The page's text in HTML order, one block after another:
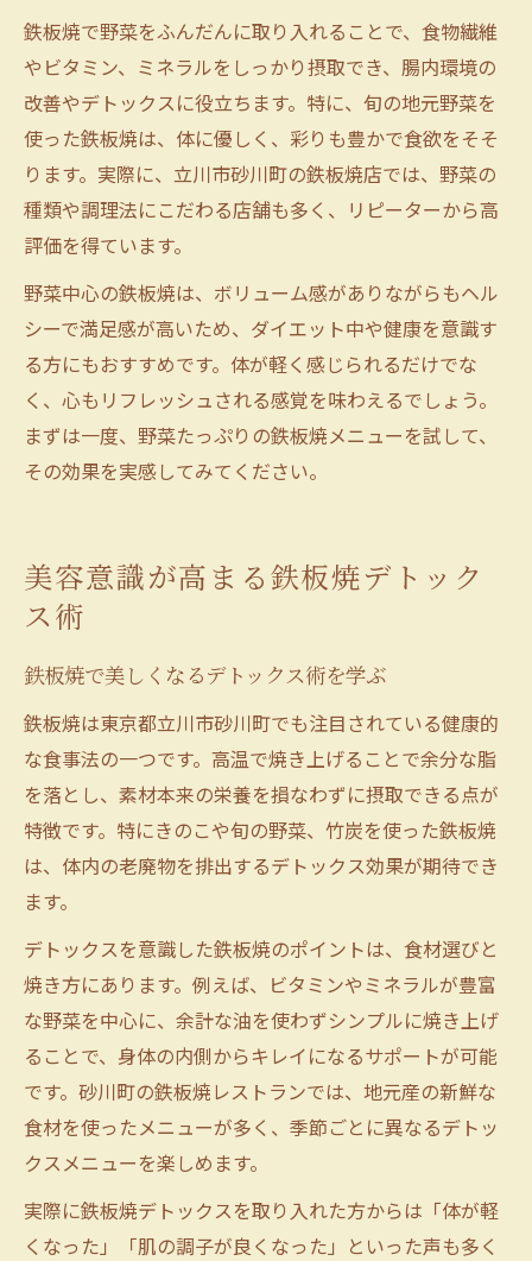
鉄板焼で野菜をふんだんに取り入れることで、食物繊維
やビタミン、ミネラルをしっかり摂取でき、腸内環境の
改善やデトックスに役立ちます。特に、旬の地元野菜を
使った鉄板焼は、体に優しく、彩りも豊かで食欲をそそ
ります。実際に、立川市砂川町の鉄板焼店では、野菜の
種類や調理法にこだわる店舗も多く、リピーターから高
評価を得ています。
野菜中心の鉄板焼は、ボリューム感がありながらもヘル
シーで満足感が高いため、ダイエット中や健康を意識す
る方にもおすすめです。体が軽く感じられるだけでな
く、心もリフレッシュされる感覚を味わえるでしょう。
まずは一度、野菜たっぷりの鉄板焼メニューを試して、
その効果を実感してみてください。
美容意識が高まる鉄板焼デトック
ス術
鉄板焼で美しくなるデトックス術を学ぶ
鉄板焼は東京都立川市砂川町でも注目されている健康的
な食事法の一つです。高温で焼き上げることで余分な脂
を落とし、素材本来の栄養を損なわずに摂取できる点が
特徴です。特にきのこや旬の野菜、竹炭を使った鉄板焼
は、体内の老廃物を排出するデトックス効果が期待でき
ます。
デトックスを意識した鉄板焼のポイントは、食材選びと
焼き方にあります。例えば、ビタミンやミネラルが豊富
な野菜を中心に、余計な油を使わずシンプルに焼き上げ
ることで、身体の内側からキレイになるサポートが可能
です。砂川町の鉄板焼レストランでは、地元産の新鮮な
食材を使ったメニューが多く、季節ごとに異なるデトッ
クスメニューを楽しめます。
実際に鉄板焼デトックスを取り入れた方からは「体が軽
くなった」「肌の調子が良くなった」といった声も多く